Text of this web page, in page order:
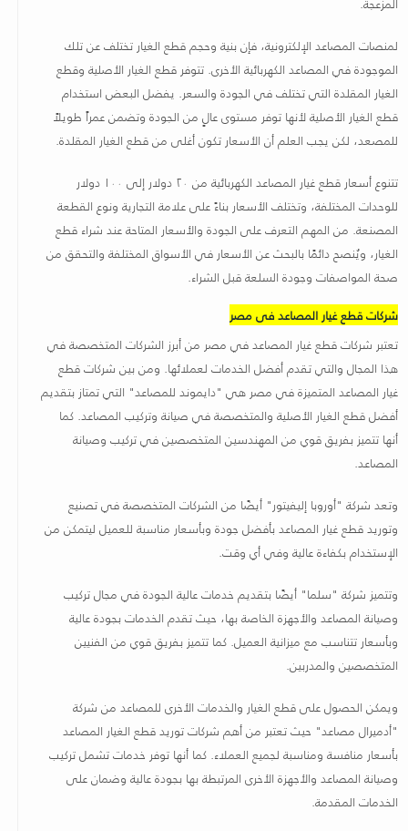
لمنصات المصاعد الإلكترونية، فإن بنية وحجم قطع الغيار تختلف عن تلك
الموجودة في المصاعد الكهربائية الأخرى. تتوفر قطع الغيار الأصلية وقطع
الغيار المقلدة التي تختلف في الجودة والسعر. يفضل البعض استخدام
قطع الغيار الأصلية لأنها توفر مستوى عالٍ من الجودة وتضمن عمراً طويلاً
للمصعد، لكن يجب العلم أن الأسعار تكون أغلى من قطع الغيار المقلدة.
تتنوع أسعار قطع غيار المصاعد الكهربائية من ٢٠ دولار إلى ١٠٠ دولار
للوحدات المختلفة، وتختلف الأسعار بناءً على علامة التجارية ونوع القطعة
المصنعة. من المهم التعرف على الجودة والأسعار المتاحة عند شراء قطع
الغيار، ويُنصح دائمًا بالبحث عن الأسعار في الأسواق المختلفة والتحقق من
صحة المواصفات وجودة السلعة قبل الشراء.
شركات قطع غيار المصاعد فى مصر
تعتبر شركات قطع غيار المصاعد في مصر من أبرز الشركات المتخصصة في
هذا المجال والتي تقدم أفضل الخدمات لعملائها. ومن بين شركات قطع
غيار المصاعد المتميزة في مصر هي "دايموند للمصاعد" التي تمتاز بتقديم
أفضل قطع الغيار الأصلية والمتخصصة في صيانة وتركيب المصاعد. كما
أنها تتميز بفريق قوي من المهندسين المتخصصين في تركيب وصيانة
المصاعد.
وتعد شركة "أوروبا إليفيتور" أيضًا من الشركات المتخصصة في تصنيع
وتوريد قطع غيار المصاعد بأفضل جودة وبأسعار مناسبة للعميل ليتمكن من
الإستخدام بكفاءة عالية وفي أي وقت.
وتتميز شركة "سلما" أيضًا بتقديم خدمات عالية الجودة في مجال تركيب
وصيانة المصاعد والأجهزة الخاصة بها، حيث تقدم الخدمات بجودة عالية
وبأسعار تتناسب مع ميزانية العميل. كما تتميز بفريق قوي من الفنيين
المتخصصين والمدربين.
ويمكن الحصول على قطع الغيار والخدمات الأخرى للمصاعد من شركة
"أدميرال مصاعد" حيث تعتبر من أهم شركات توريد قطع الغيار المصاعد
بأسعار منافسة ومناسبة لجميع العملاء. كما أنها توفر خدمات تشمل تركيب
وصيانة المصاعد والأجهزة الأخرى المرتبطة بها بجودة عالية وضمان على
الخدمات المقدمة.